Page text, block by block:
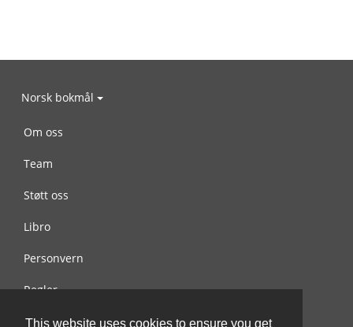
This website uses cookies to ensure you get
Norsk bokmål
Om oss
Team
Støtt oss
Libro
Personvern
Regler
Kontakt oss